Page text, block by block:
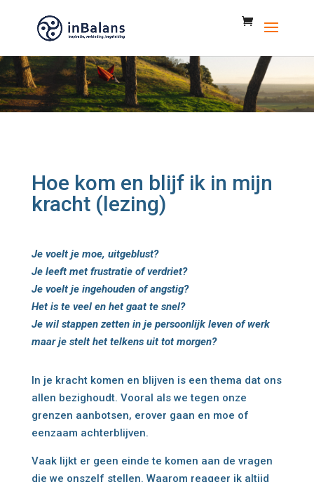
Hoe kom en blijf ik in mijn
kracht (lezing)
Je voelt je moe, uitgeblust?
Je leeft met frustratie of verdriet?
Je voelt je ingehouden of angstig?
Het is te veel en het gaat te snel?
Je wil stappen zetten in je persoonlijk leven of werk
maar je stelt het telkens uit tot morgen?
In je kracht komen en blijven is een thema dat ons
allen bezighoudt. Vooral als we tegen onze
grenzen aanbotsen, erover gaan en moe of
eenzaam achterblijven.
Vaak lijkt er geen einde te komen aan de vragen
die we onszelf stellen. Waarom reageer ik altijd